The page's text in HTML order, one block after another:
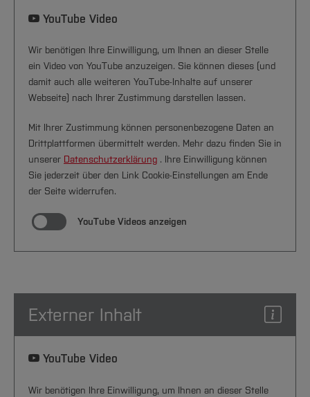
YouTube Video
Wir benötigen Ihre Einwilligung, um Ihnen an dieser Stelle
ein Video von YouTube anzuzeigen. Sie können dieses (und
damit auch alle weiteren YouTube-Inhalte auf unserer
Webseite) nach Ihrer Zustimmung darstellen lassen.
Mit Ihrer Zustimmung können personenbezogene Daten an
Drittplattformen übermittelt werden. Mehr dazu finden Sie in
unserer Datenschutzerklärung . Ihre Einwilligung können
Sie jederzeit über den Link Cookie-Einstellungen am Ende
der Seite widerrufen.
YouTube Videos anzeigen
Externer Inhalt
YouTube Video
Wir benötigen Ihre Einwilligung, um Ihnen an dieser Stelle